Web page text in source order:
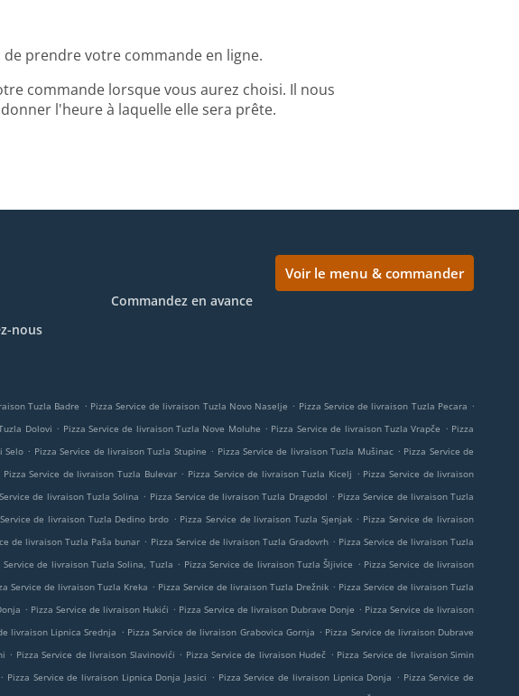
prendre votre commande en ligne.
commande lorsque vous aurez choisi. Il nous
l'heure à laquelle elle sera prête.
Commandez en avance
nous
Voir le menu & commander
Tuzla Badre . Pizza Service de livraison Tuzla Novo Naselje . Pizza Service de livraison Tuzla Pecara .
Dolovi . Pizza Service de livraison Tuzla Nove Moluhe . Pizza Service de livraison Tuzla Vrapče . Pizza
Selo . Pizza Service de livraison Tuzla Stupine . Pizza Service de livraison Tuzla Mušinac . Pizza Service de
Pizza Service de livraison Tuzla Bulevar . Pizza Service de livraison Tuzla Kicelj . Pizza Service de livraison
de livraison Tuzla Solina . Pizza Service de livraison Tuzla Dragodol . Pizza Service de livraison Tuzla
de livraison Tuzla Dedino brdo . Pizza Service de livraison Tuzla Sjenjak . Pizza Service de livraison
de livraison Tuzla Paša bunar . Pizza Service de livraison Tuzla Gradovrh . Pizza Service de livraison Tuzla
Service de livraison Tuzla Solina, Tuzla . Pizza Service de livraison Tuzla Šljivice . Pizza Service de livraison
Service de livraison Tuzla Kreka . Pizza Service de livraison Tuzla Drežnik . Pizza Service de livraison Tuzla
. Pizza Service de livraison Hukići . Pizza Service de livraison Dubrave Donje . Pizza Service de livraison
livraison Lipnica Srednja . Pizza Service de livraison Grabovica Gornja . Pizza Service de livraison Dubrave
. Pizza Service de livraison Slavinovići . Pizza Service de livraison Hudeč . Pizza Service de livraison Simin
. Pizza Service de livraison Lipnica Donja Jasici . Pizza Service de livraison Lipnica Donja . Pizza Service de